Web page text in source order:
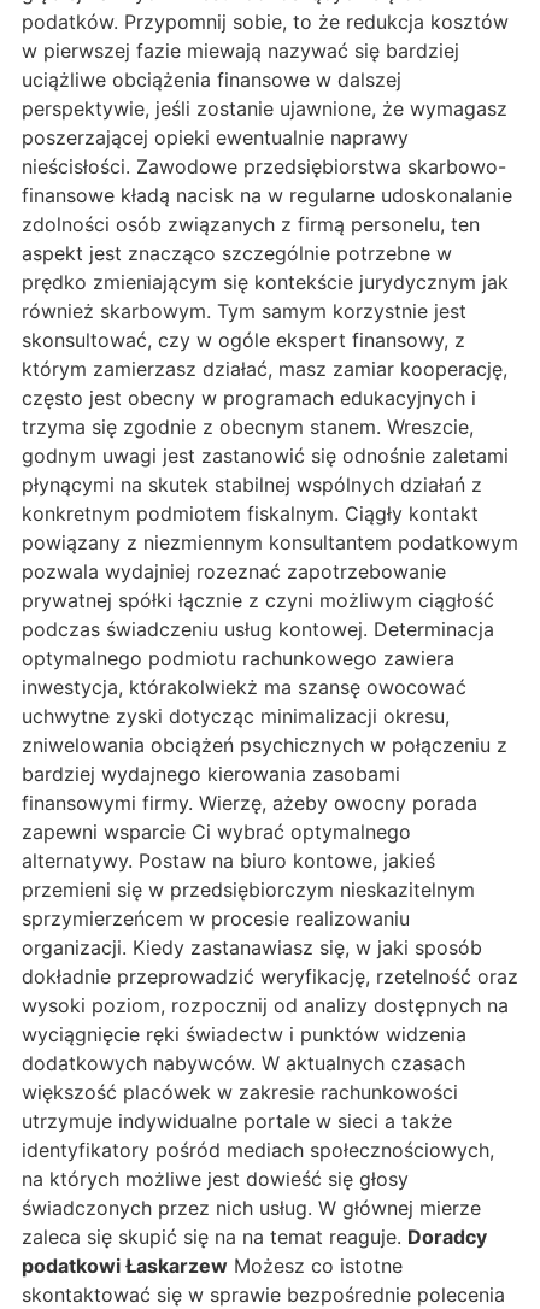
podatków. Przypomnij sobie, to że redukcja kosztów
w pierwszej fazie miewają nazywać się bardziej
uciążliwe obciążenia finansowe w dalszej
perspektywie, jeśli zostanie ujawnione, że wymagasz
poszerzającej opieki ewentualnie naprawy
nieścisłości. Zawodowe przedsiębiorstwa skarbowo-
finansowe kładą nacisk na w regularne udoskonalanie
zdolności osób związanych z firmą personelu, ten
aspekt jest znacząco szczególnie potrzebne w
prędko zmieniającym się kontekście jurydycznym jak
również skarbowym. Tym samym korzystnie jest
skonsultować, czy w ogóle ekspert finansowy, z
którym zamierzasz działać, masz zamiar kooperację,
często jest obecny w programach edukacyjnych i
trzyma się zgodnie z obecnym stanem. Wreszcie,
godnym uwagi jest zastanowić się odnośnie zaletami
płynącymi na skutek stabilnej wspólnych działań z
konkretnym podmiotem fiskalnym. Ciągły kontakt
powiązany z niezmiennym konsultantem podatkowym
pozwala wydajniej rozeznać zapotrzebowanie
prywatnej spółki łącznie z czyni możliwym ciągłość
podczas świadczeniu usług kontowej. Determinacja
optymalnego podmiotu rachunkowego zawiera
inwestycja, którakolwiekż ma szansę owocować
uchwytne zyski dotycząc minimalizacji okresu,
zniwelowania obciążeń psychicznych w połączeniu z
bardziej wydajnego kierowania zasobami
finansowymi firmy. Wierzę, ażeby owocny porada
zapewni wsparcie Ci wybrać optymalnego
alternatywy. Postaw na biuro kontowe, jakieś
przemieni się w przedsiębiorczym nieskazitelnym
sprzymierzeńcem w procesie realizowaniu
organizacji. Kiedy zastanawiasz się, w jaki sposób
dokładnie przeprowadzić weryfikację, rzetelność oraz
wysoki poziom, rozpocznij od analizy dostępnych na
wyciągnięcie ręki świadectw i punktów widzenia
dodatkowych nabywców. W aktualnych czasach
większość placówek w zakresie rachunkowości
utrzymuje indywidualne portale w sieci a także
identyfikatory pośród mediach społecznościowych,
na których możliwe jest dowieść się głosy
świadczonych przez nich usług. W głównej mierze
zaleca się skupić się na na temat reaguje. Doradcy
podatkowi Łaskarzew Możesz co istotne
skontaktować się w sprawie bezpośrednie polecenia